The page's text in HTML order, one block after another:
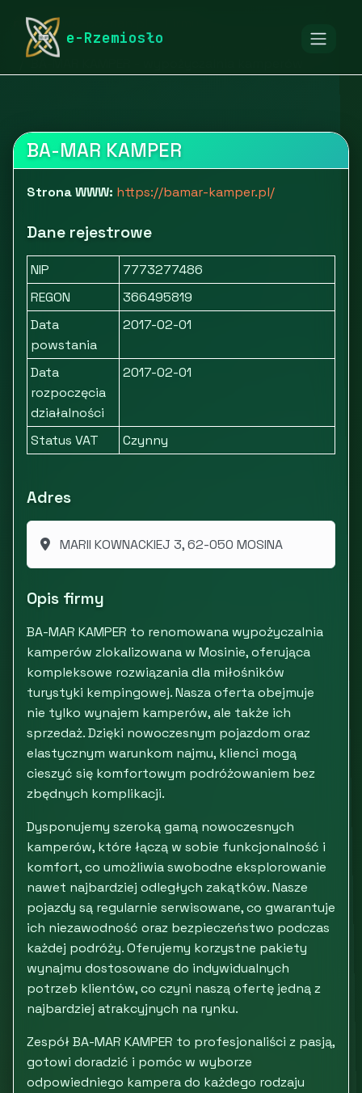
e-Rzemiosło
rymarstwo-poznan.pl
Motoryzacja i transport
Samochody i pojazdy
BA-MAR KAMPER
Strona WWW: https://bamar-kamper.pl/
Dane rejestrowe
NIP
7773277486
REGON
366495819
Data
powstania
2017-02-01
Data
rozpoczęcia
działalności
2017-02-01
Status VAT Czynny
Adres
MARII KOWNACKIEJ 3, 62-050 MOSINA
Opis firmy
BA-MAR KAMPER to renomowana wypożyczalnia
kamperów zlokalizowana w Mosinie, oferująca
kompleksowe rozwiązania dla miłośników
turystyki kempingowej. Nasza oferta obejmuje
nie tylko wynajem kamperów, ale także ich
sprzedaż. Dzięki nowoczesnym pojazdom oraz
elastycznym warunkom najmu, klienci mogą
cieszyć się komfortowym podróżowaniem bez
zbędnych komplikacji.
Dysponujemy szeroką gamą nowoczesnych
kamperów, które łączą w sobie funkcjonalność i
komfort, co umożliwia swobodne eksplorowanie
nawet najbardziej odległych zakątków. Nasze
pojazdy są regularnie serwisowane, co gwarantuje
ich niezawodność oraz bezpieczeństwo podczas
każdej podróży. Oferujemy korzystne pakiety
wynajmu dostosowane do indywidualnych
potrzeb klientów, co czyni naszą ofertę jedną z
najbardziej atrakcyjnych na rynku.
Zespół BA-MAR KAMPER to profesjonaliści z pasją,
gotowi doradzić i pomóc w wyborze
odpowiedniego kampera do każdego rodzaju